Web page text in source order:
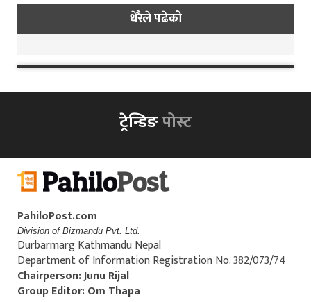
धेरैले पढेको
ट्रेन्डिङपोस्ट
PahiloPost.com
Division of Bizmandu Pvt. Ltd.
Durbarmarg Kathmandu Nepal
Department of Information Registration No. 382/073/74
Chairperson: Junu Rijal
Group Editor: Om Thapa